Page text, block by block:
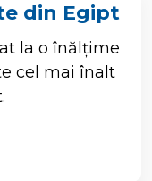
din Egipt
la o înălțime
cel mai înalt